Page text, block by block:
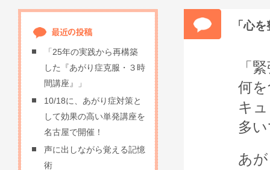
「心
「
何
キ
多
あ
「25年の実践から再構築
した『あがり症克服・３時
間講座』」
10/18に、あがり症対策と
して効果の高い単発講座を
名古屋で開催！
声に出しながら覚える記憶
術